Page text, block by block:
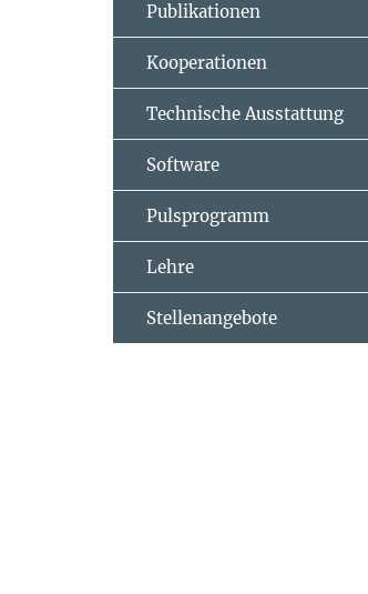
Publikationen
Kooperationen
Technische Ausstattung
Software
Pulsprogramm
Lehre
Stellenangebote